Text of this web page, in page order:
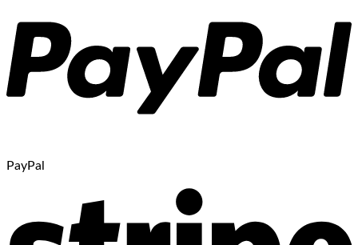
PayPal